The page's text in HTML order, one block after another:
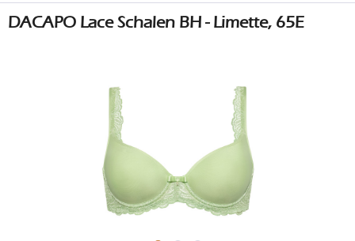
DACAPO Lace Schalen BH - Limette, 65E